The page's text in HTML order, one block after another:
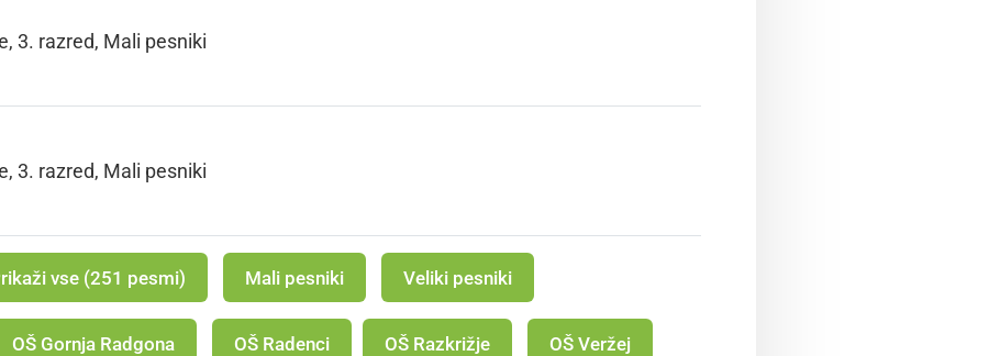
3. razred, Mali pesniki
3. razred, Mali pesniki
vse (251 pesmi) Mali pesniki Veliki pesniki
OŠ Gornja Radgona OŠ Radenci OŠ Razkrižje OŠ Veržej